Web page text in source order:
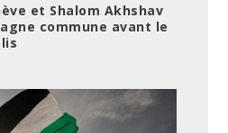
et Shalom Akhshav
commune avant le